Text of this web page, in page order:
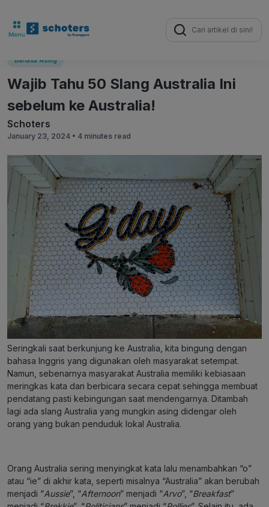
Search
for:
Bahasa Asing
Wajib Tahu 50 Slang Australia Ini
sebelum ke Australia!
Schoters
January 23, 2024 • 4 minutes read
Seringkali saat berkunjung ke Australia, kita bingung dengan
bahasa Inggris yang digunakan oleh masyarakat setempat.
Namun, sebenarnya masyarakat Australia memiliki kebiasaan
meringkas kata dan berbicara secara cepat sehingga membuat
pendatang pasti kebingungan saat mendengarnya. Ditambah
lagi ada slang Australia yang mungkin asing didengar oleh
orang yang bukan penduduk lokal Australia.
Orang Australia sering menyingkat kata lalu menambahkan “o”
atau “ie” di akhir kata, seperti misalnya “Australia” akan berubah
menjadi “Aussie”, “Afternoon” menjadi “Arvo”, “Breakfast”